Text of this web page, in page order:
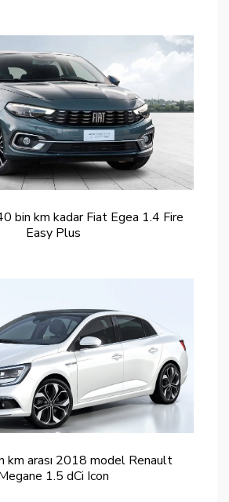
bin km kadar Fiat Egea 1.4 Fire
Easy Plus
km arası 2018 model Renault
1.5 dCi Icon